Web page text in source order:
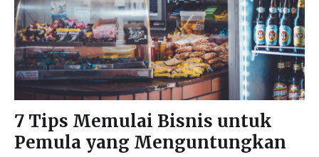
7 Tips Memulai Bisnis untuk
Pemula yang Menguntungkan